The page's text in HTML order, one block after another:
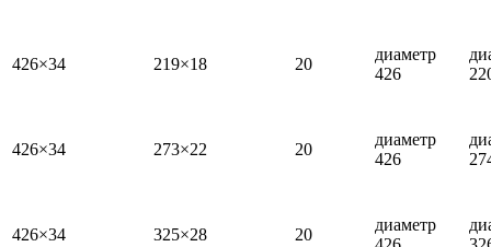
426×34 219×18 20
диаметр
426
426×34 273×22 20
диаметр
426
426×34 325×28 20
диаметр